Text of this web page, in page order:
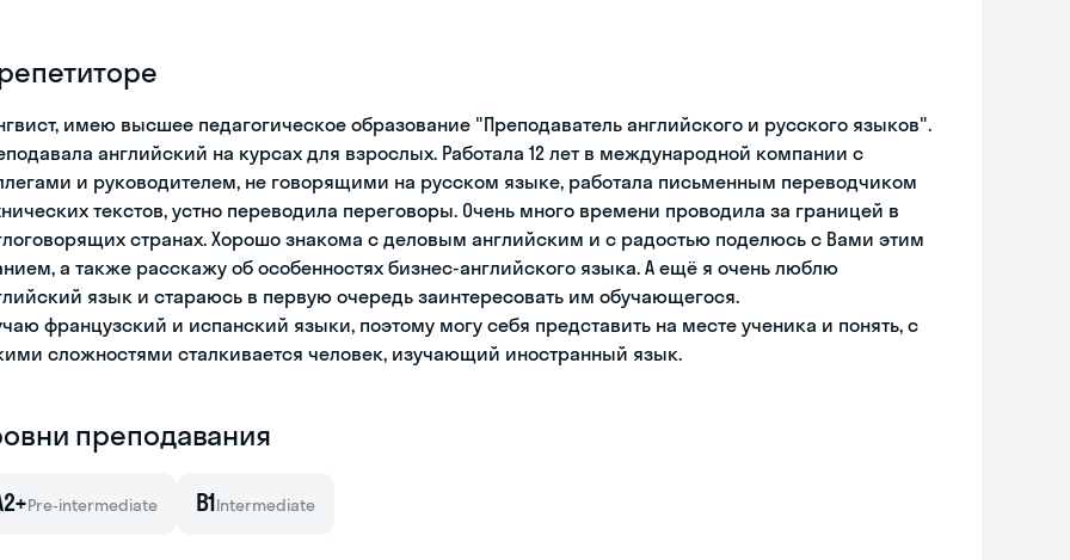
имею высшее педагогическое образование "Преподаватель английского и русского языков".
английский на курсах для взрослых. Работала 12 лет в международной компании с
и руководителем, не говорящими на русском языке, работала письменным переводчиком
текстов, устно переводила переговоры. Очень много времени проводила за границей в
странах. Хорошо знакома с деловым английским и с радостью поделюсь с Вами этим
а также расскажу об особенностях бизнес-английского языка. А ещё я очень люблю
язык и стараюсь в первую очередь заинтересовать им обучающегося.
французский и испанский языки, поэтому могу себя представить на месте ученика и понять, с
сложностями сталкивается человек, изучающий иностранный язык.
преподавания
Pre-intermediate B1Intermediate